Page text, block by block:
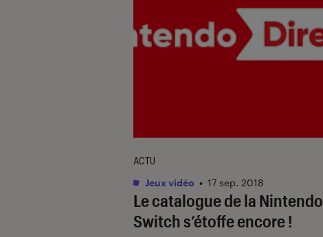
Le catalogue de la Nintendo
Switch s’étoffe encore !
ACTU
Jeux vidéo • 17 sep. 2018